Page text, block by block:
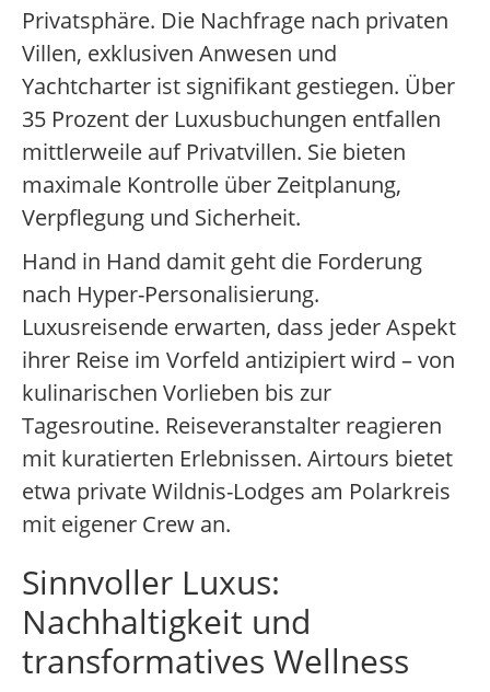
Privatsphäre. Die Nachfrage nach privaten
Villen, exklusiven Anwesen und
Yachtcharter ist signifikant gestiegen. Über
35 Prozent der Luxusbuchungen entfallen
mittlerweile auf Privatvillen. Sie bieten
maximale Kontrolle über Zeitplanung,
Verpflegung und Sicherheit.
Hand in Hand damit geht die Forderung
nach Hyper-Personalisierung.
Luxusreisende erwarten, dass jeder Aspekt
ihrer Reise im Vorfeld antizipiert wird – von
kulinarischen Vorlieben bis zur
Tagesroutine. Reiseveranstalter reagieren
mit kuratierten Erlebnissen. Airtours bietet
etwa private Wildnis-Lodges am Polarkreis
mit eigener Crew an.
Sinnvoller Luxus:
Nachhaltigkeit und
transformatives Wellness